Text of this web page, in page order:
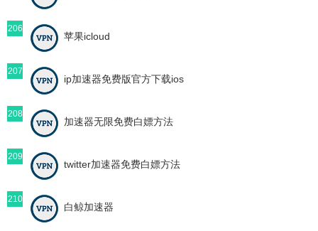
206
苹果icloud
207
ip加速器免费版官方下载ios
208
加速器无限免费白嫖方法
209
twitter加速器免费白嫖方法
210
白鲸加速器